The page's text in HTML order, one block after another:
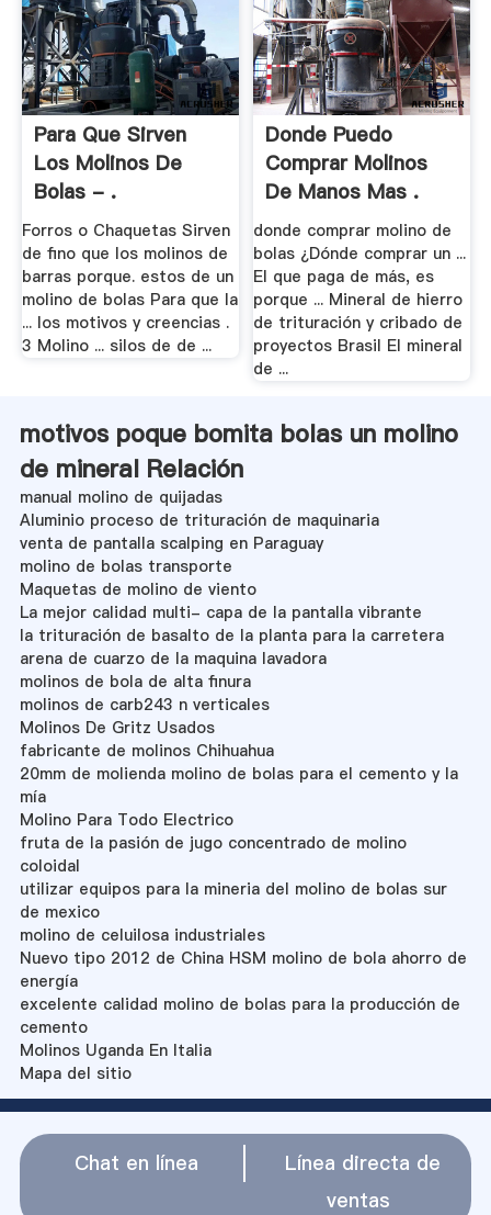
Para Que Sirven
Los Molinos De
Bolas - .
Forros o Chaquetas Sirven
de fino que los molinos de
barras porque. estos de un
molino de bolas Para que la
... los motivos y creencias .
3 Molino ... silos de de ...
Donde Puedo
Comprar Molinos
De Manos Mas .
donde comprar molino de
bolas ¿Dónde comprar un ...
El que paga de más, es
porque ... Mineral de hierro
de trituración y cribado de
proyectos Brasil El mineral
de ...
motivos poque bomita bolas un molino
de mineral Relación
manual molino de quijadas
Aluminio proceso de trituración de maquinaria
venta de pantalla scalping en Paraguay
molino de bolas transporte
Maquetas de molino de viento
La mejor calidad multi- capa de la pantalla vibrante
la trituración de basalto de la planta para la carretera
arena de cuarzo de la maquina lavadora
molinos de bola de alta finura
molinos de carb243 n verticales
Molinos De Gritz Usados
fabricante de molinos Chihuahua
20mm de molienda molino de bolas para el cemento y la
mía
Molino Para Todo Electrico
fruta de la pasión de jugo concentrado de molino
coloidal
utilizar equipos para la mineria del molino de bolas sur
de mexico
molino de celuilosa industriales
Nuevo tipo 2012 de China HSM molino de bola ahorro de
energía
excelente calidad molino de bolas para la producción de
cemento
Molinos Uganda En Italia
Mapa del sitio
Chat en línea
Línea directa de
ventas